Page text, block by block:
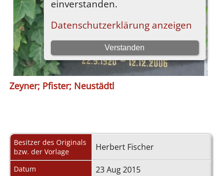
Zeyner; Pfister; Neustädtl
Besitzer des Originals
bzw. der Vorlage
Herbert Fischer
Datum 23 Aug 2015